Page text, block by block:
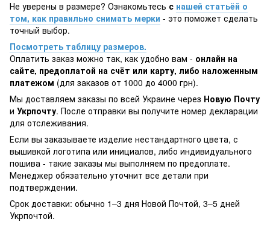
Не уверены в размере? Ознакомьтесь с нашей статьёй о
том, как правильно снимать мерки - это поможет сделать
точный выбор.
Посмотреть таблицу размеров.
Оплатить заказ можно так, как удобно вам - онлайн на
сайте, предоплатой на счёт или карту, либо наложенным
платежом (для заказов от 1000 до 4000 грн).
Мы доставляем заказы по всей Украине через Новую Почту
и Укрпочту. После отправки вы получите номер декларации
для отслеживания.
Если вы заказываете изделие нестандартного цвета, с
вышивкой логотипа или инициалов, либо индивидуального
пошива - такие заказы мы выполняем по предоплате.
Менеджер обязательно уточнит все детали при
подтверждении.
Срок доставки: обычно 1–3 дня Новой Почтой, 3–5 дней
Укрпочтой.